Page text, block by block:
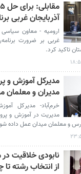
آذربایجان غربی
ارومیه - معاون سیاسی
تاکید کرد.
مدیرکل آموزش و
مدیران و معلمان
خرم‌آباد- مدیرکل
مدیریت در آموزش و
و معلمان میدان عمل داده
نابودی خلاقیت
از انتخاب رشته